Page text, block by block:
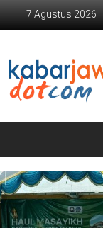
7 Agustus 2026